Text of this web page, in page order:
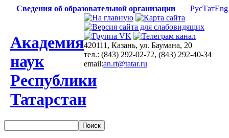
Сведения об образовательной организации РусТатEng
Академия
наук
Республики
Татарстан
420111, Казань, ул. Баумана, 20
тел.: (843) 292-02-72, (843) 292-40-34
email:an.rt@tatar.ru